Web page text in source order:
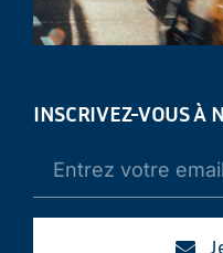
INSCRIVEZ-VOUS À